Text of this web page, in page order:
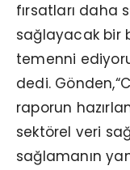
fırsatları daha
sağlayacak bir
temenni
dedi.
raporun
sektörel veri
sağlamanın